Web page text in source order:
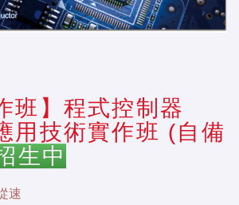
班】程式控制器
用技術實作班 (自備
生中
速